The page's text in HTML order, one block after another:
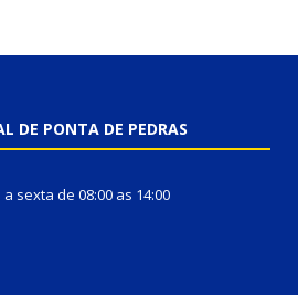
DE PONTA DE PEDRAS
sexta de 08:00 as 14:00